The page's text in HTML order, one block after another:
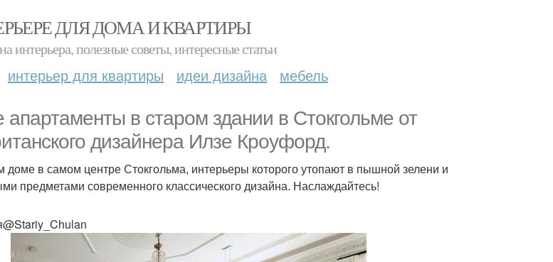
ДЛЯ ДОМА И КВАРТИРЫ
интерьера, полезные советы, интересные статьи
интерьер для квартиры идеи дизайна мебель
в старом здании в Стокгольме от
дизайнера Илзе Кроуфорд.
доме в самом центре Стокгольма, интерьеры которого утопают в пышной зелени и
предметами современного классического дизайна. Наслаждайтесь!